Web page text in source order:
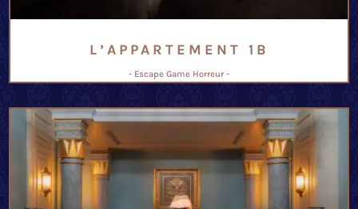
L’APPARTEMENT 1B
- Escape Game Horreur -